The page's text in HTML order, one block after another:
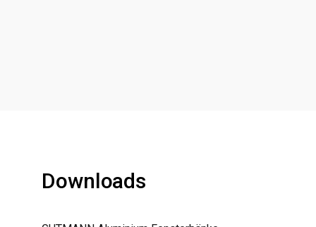
Downloads